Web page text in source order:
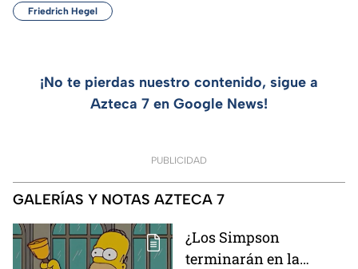
Friedrich Hegel
¡No te pierdas nuestro contenido, sigue a
Azteca 7 en Google News!
PUBLICIDAD
GALERÍAS Y NOTAS AZTECA 7
¿Los Simpson
terminarán en la